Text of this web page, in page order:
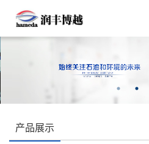
产品展示